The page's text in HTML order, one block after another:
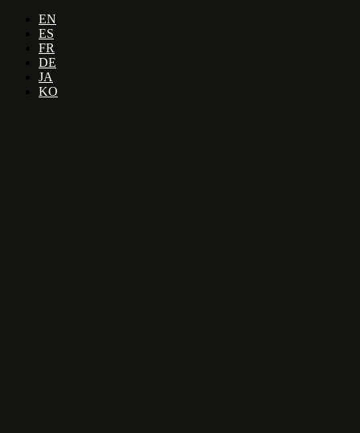
EN
ES
FR
DE
JA
KO